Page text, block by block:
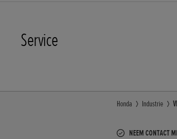
Service
Honda Industrie
NEEM CONTACT